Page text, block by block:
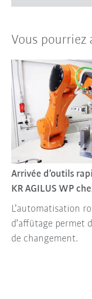
Vous pourriez
Arrivée d’outils
KR AGILUS WP
L’automatisation
d’affûtage permet
de changement.